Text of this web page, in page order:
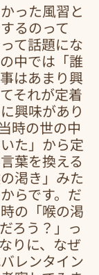
った風習と
るのって
て話題にな
中では「誰
はあまり興
それが定着
興味があり
時の世の中
た」から定
葉を換える
渇き」みた
らです。だ
の「喉の渇
ろう？」っ
りに、なぜ
レンタイン